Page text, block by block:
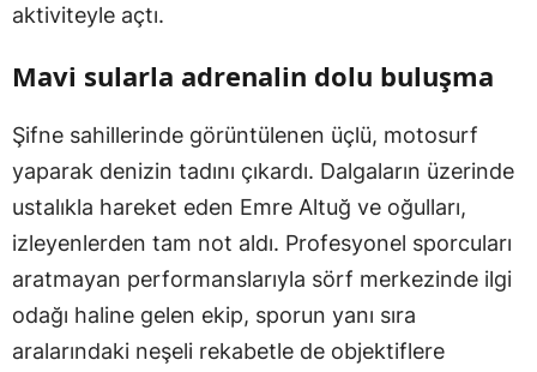
aktiviteyle açtı.
Mavi sularla adrenalin dolu buluşma
Şifne sahillerinde görüntülenen üçlü, motosurf
yaparak denizin tadını çıkardı. Dalgaların üzerinde
ustalıkla hareket eden Emre Altuğ ve oğulları,
izleyenlerden tam not aldı. Profesyonel sporcuları
aratmayan performanslarıyla sörf merkezinde ilgi
odağı haline gelen ekip, sporun yanı sıra
aralarındaki neşeli rekabetle de objektiflere